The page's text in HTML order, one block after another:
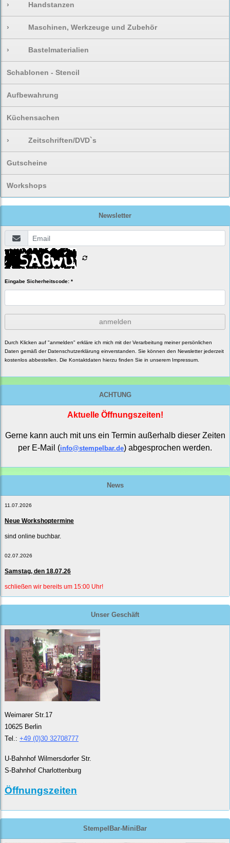
› Handstanzen
› Maschinen, Werkzeuge und Zubehör
› Bastelmaterialien
Schablonen - Stencil
Aufbewahrung
Küchensachen
› Zeitschriften/DVD`s
Gutscheine
Workshops
Newsletter
Eingabe Sicherheitscode: *
anmelden
Durch Klicken auf "anmelden" erkläre ich mich mit der Verarbeitung meiner persönlichen
Daten gemäß der Datenschutzerklärung einverstanden. Sie können den Newsletter jederzeit
kostenlos abbestellen. Die Kontaktdaten hierzu finden Sie in unserem Impressum.
ACHTUNG
Aktuelle Öffnungszeiten!
Gerne kann auch mit uns ein Termin außerhalb dieser Zeiten
per E-Mail (info@stempelbar.de) abgesprochen werden.
News
11.07.2026
Neue Workshoptermine
sind online buchbar.
02.07.2026
Samstag, den 18.07.26
schließen wir bereits um 15:00 Uhr!
Unser Geschäft
Weimarer Str.17
10625 Berlin
Tel.: +49 (0)30 32708777
U-Bahnhof Wilmersdorfer Str.
S-Bahnhof Charlottenburg
Öffnungszeiten
StempelBar-MiniBar